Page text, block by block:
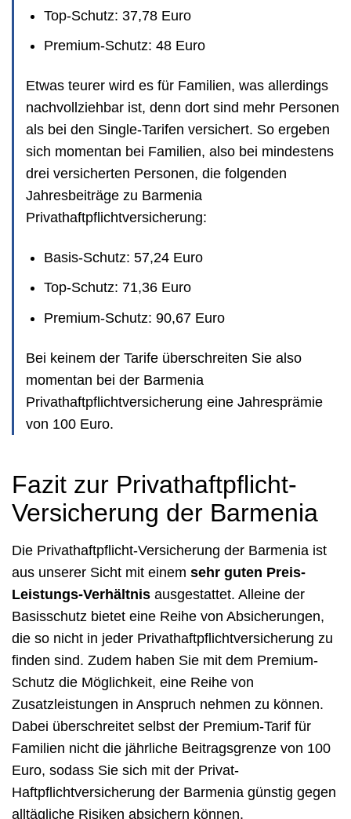
Top-Schutz: 37,78 Euro
Premium-Schutz: 48 Euro
Etwas teurer wird es für Familien, was allerdings
nachvollziehbar ist, denn dort sind mehr Personen
als bei den Single-Tarifen versichert. So ergeben
sich momentan bei Familien, also bei mindestens
drei versicherten Personen, die folgenden
Jahresbeiträge zu Barmenia
Privathaftpflichtversicherung:
Basis-Schutz: 57,24 Euro
Top-Schutz: 71,36 Euro
Premium-Schutz: 90,67 Euro
Bei keinem der Tarife überschreiten Sie also
momentan bei der Barmenia
Privathaftpflichtversicherung eine Jahresprämie
von 100 Euro.
Fazit zur Privathaftpflicht-
Versicherung der Barmenia
Die Privathaftpflicht-Versicherung der Barmenia ist
aus unserer Sicht mit einem sehr guten Preis-
Leistungs-Verhältnis ausgestattet. Alleine der
Basisschutz bietet eine Reihe von Absicherungen,
die so nicht in jeder Privathaftpflichtversicherung zu
finden sind. Zudem haben Sie mit dem Premium-
Schutz die Möglichkeit, eine Reihe von
Zusatzleistungen in Anspruch nehmen zu können.
Dabei überschreitet selbst der Premium-Tarif für
Familien nicht die jährliche Beitragsgrenze von 100
Euro, sodass Sie sich mit der Privat-
Haftpflichtversicherung der Barmenia günstig gegen
alltägliche Risiken absichern können.